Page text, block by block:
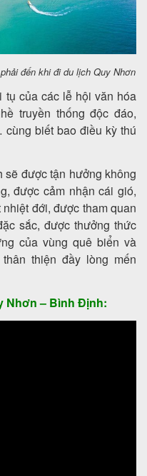
đến khi đi du lịch Quy Nhơn
của các lễ hội văn hóa
truyền thống độc đáo,
biết bao điều kỳ thú
được tận hưởng không
được cảm nhận cái gió,
đới, được tham quan
sắc, được thưởng thức
của vùng quê biển và
thiện đầy lòng mến
Nhơn – Bình Định: